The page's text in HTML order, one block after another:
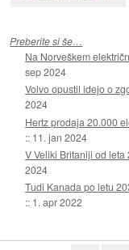
Preberite si še…
Na Norveškem
sep 2024
Volvo opustil idejo o
2024
Hertz prodaja 20.000
:: 11. jan 2024
V Veliki Britaniji od
2024
Tudi Kanada po letu
:: 1. apr 2022